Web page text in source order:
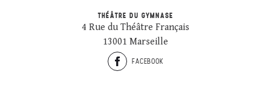
THÉÂTRE DU GYMNASE
4 Rue du Théâtre Français
13001 Marseille
FACEBOOK